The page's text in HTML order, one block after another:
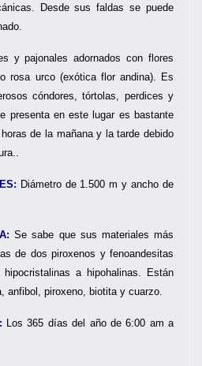
Desde sus faldas se puede
y pajonales adornados con flores
rosa urco (exótica flor andina). Es
cóndores, tórtolas, perdices y
presenta en este lugar es bastante
de la mañana y la tarde debido
Diámetro de 1.500 m y ancho de
Se sabe que sus materiales más
de dos piroxenos y fenoandesitas
a hipohalinas. Están
anfibol, piroxeno, biotita y cuarzo.
Los 365 días del año de 6:00 am a